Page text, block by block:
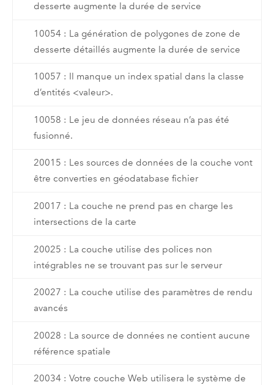
desserte augmente la durée de service
10054 : La génération de polygones de zone de
desserte détaillés augmente la durée de service
10057 : Il manque un index spatial dans la classe
d’entités <valeur>.
10058 : Le jeu de données réseau n’a pas été
fusionné.
20015 : Les sources de données de la couche vont
être converties en géodatabase fichier
20017 : La couche ne prend pas en charge les
intersections de la carte
20025 : La couche utilise des polices non
intégrables ne se trouvant pas sur le serveur
20027 : La couche utilise des paramètres de rendu
avancés
20028 : La source de données ne contient aucune
référence spatiale
20034 : Votre couche Web utilisera le système de